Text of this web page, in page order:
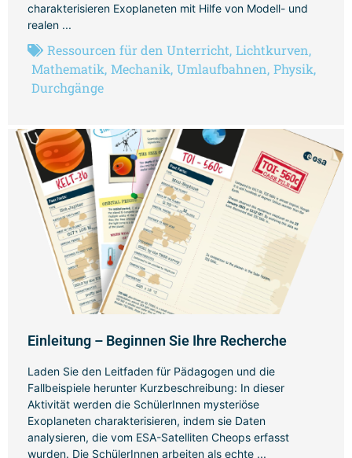
charakterisieren Exoplaneten mit Hilfe von Modell- und
realen ...
Ressourcen für den Unterricht, Lichtkurven,
Mathematik, Mechanik, Umlaufbahnen, Physik,
Durchgänge
Einleitung – Beginnen Sie Ihre Recherche
Laden Sie den Leitfaden für Pädagogen und die
Fallbeispiele herunter Kurzbeschreibung: In dieser
Aktivität werden die SchülerInnen mysteriöse
Exoplaneten charakterisieren, indem sie Daten
analysieren, die vom ESA-Satelliten Cheops erfasst
wurden. Die SchülerInnen arbeiten als echte ...